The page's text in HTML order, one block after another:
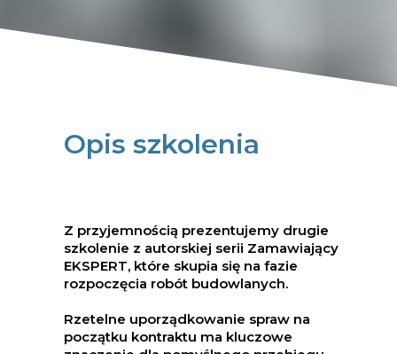
Opis szkolenia
Z przyjemnością prezentujemy drugie
szkolenie z autorskiej serii Zamawiający
EKSPERT, które skupia się na fazie
rozpoczęcia robót budowlanych.
Rzetelne uporządkowanie spraw na
początku kontraktu ma kluczowe